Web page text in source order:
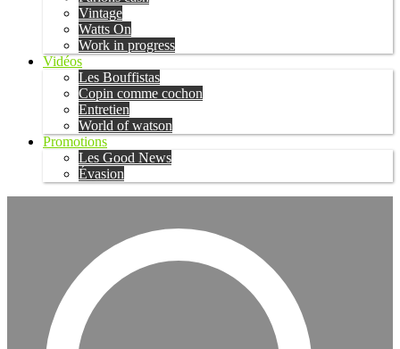
Vintage
Watts On
Work in progress
Vidéos
Les Bouffistas
Copin comme cochon
Entretien
World of watson
Promotions
Les Good News
Évasion